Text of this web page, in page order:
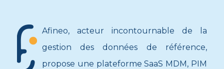
Afineo, acteur incontournable de la
gestion des données de référence,
propose une plateforme SaaS MDM, PIM